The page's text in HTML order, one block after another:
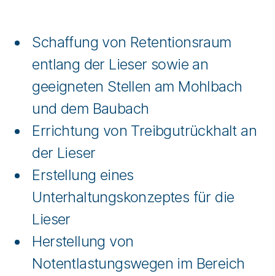
Schaffung von Retentionsraum
entlang der Lieser sowie an
geeigneten Stellen am Mohlbach
und dem Baubach
Errichtung von Treibgutrückhalt an
der Lieser
Erstellung eines
Unterhaltungskonzeptes für die
Lieser
Herstellung von
Notentlastungswegen im Bereich